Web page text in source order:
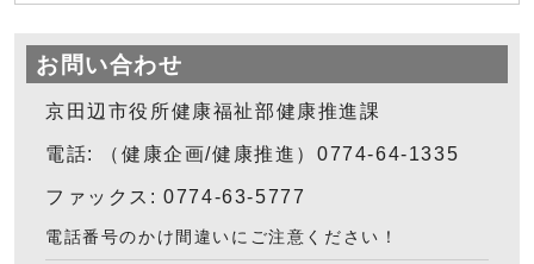
お問い合わせ
京田辺市役所健康福祉部健康推進課
電話: （健康企画/健康推進）0774-64-1335
ファックス: 0774-63-5777
電話番号のかけ間違いにご注意ください！